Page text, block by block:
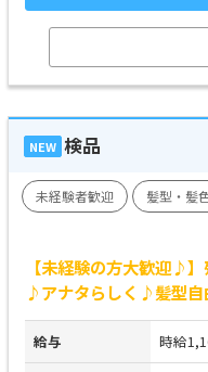
NEW 検品
未経験者歓迎 髪型・髪
【未経験の方大歓迎♪
♪アナタらしく♪髪型
給与 時給